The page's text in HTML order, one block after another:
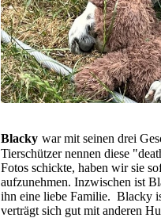
Blacky war mit seinen drei
Tierschützer nennen diese
Fotos schickte, haben wir sie
aufzunehmen. Inzwischen ist
ihn eine liebe Familie. Blacky
verträgt sich gut mit anderen